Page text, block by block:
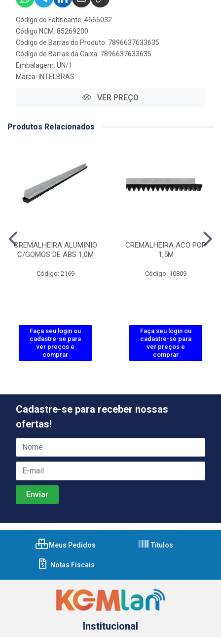
Código do Fabricante: 4665032
Código NCM: 85269200
Código de Barras do Produto: 7896637633635
Código de Barras da Caixa: 7896637633635
Embalagem: UN/1
Marca: INTELBRAS
VER PREÇO
Produtos Relacionados
CREMALHEIRA ALUMINIO
C/GOMOS DE ABS 1,0M
Código: 2169
Faça seu login ou
cadastre-se para
ver preços e
comprar
CREMALHEIRA ACO POP
1,5M
Código: 10809
Faça seu login ou
cadastre-se para
ver preços e
comprar
Cadastre-se para receber nossas
ofertas!
Meus Pedidos Títulos
Notas Fiscais
Institucional